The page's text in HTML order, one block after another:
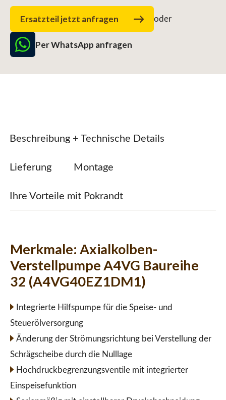
Ersatzteil jetzt anfragen oder
Per WhatsApp anfragen
Beschreibung + Technische Details
Lieferung Montage
Ihre Vorteile mit Pokrandt
Merkmale: Axialkolben-
Verstellpumpe A4VG Baureihe
32 (A4VG40EZ1DM1)
Integrierte Hilfspumpe für die Speise- und
Steuerölversorgung
Änderung der Strömungsrichtung bei Verstellung der
Schrägscheibe durch die Nulllage
Hochdruckbegrenzungsventile mit integrierter
Einspeisefunktion